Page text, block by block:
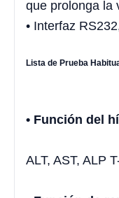
que prolonga la
• Interfaz
Lista de Prueba
• Función del
ALT, AST, ALP